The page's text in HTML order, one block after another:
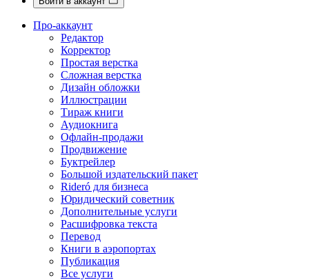
Про-аккаунт
Редактор
Корректор
Простая верстка
Сложная верстка
Дизайн обложки
Иллюстрации
Тираж книги
Аудиокнига
Офлайн-продажи
Продвижение
Буктрейлер
Большой издательский пакет
Rideró для бизнеса
Юридический советник
Дополнительные услуги
Расшифровка текста
Перевод
Книги в аэропортах
Публикация
Все услуги